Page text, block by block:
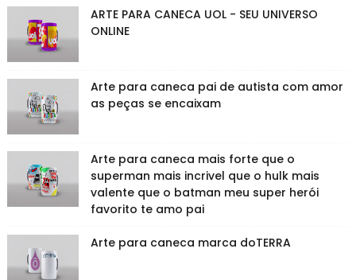
ARTE PARA CANECA UOL - SEU UNIVERSO
ONLINE
Arte para caneca pai de autista com amor
as peças se encaixam
Arte para caneca mais forte que o
superman mais incrivel que o hulk mais
valente que o batman meu super herói
favorito te amo pai
Arte para caneca marca doTERRA